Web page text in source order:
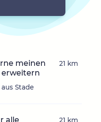
meinen
erweitern
Stade
21 km
alle
21 km